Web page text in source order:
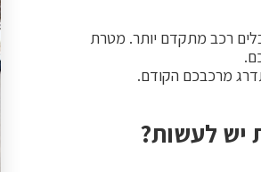
רכב מתקדם יותר. מטרת
מרכבכם הקודם.
יש לעשות?